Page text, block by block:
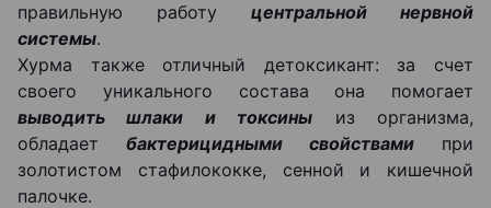
правильную работу центральной нервной
системы.
Хурма также отличный детоксикант: за счет
своего уникального состава она помогает
выводить шлаки и токсины из организма,
обладает бактерицидными свойствами при
золотистом стафилококке, сенной и кишечной
палочке.